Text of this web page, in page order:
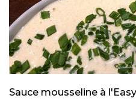
Sauce mousseline à